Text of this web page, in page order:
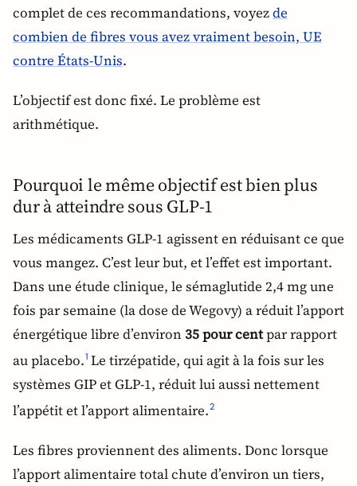
complet de ces recommandations, voyezde
combien de fibres vous avez vraiment besoin, UE
contre États-Unis.
L’objectif est donc fixé. Le problème est
arithmétique.
Pourquoi le même objectif est bien plus
dur à atteindre sous GLP-1
Les médicaments GLP-1 agissent en réduisant ce que
vous mangez. C’est leur but, et l’effet est important.
Dans une étude clinique, le sémaglutide 2,4 mg une
fois par semaine (la dose de Wegovy) a réduit l’apport
énergétique libre d’environ 35 pour centpar rapport
au placebo.1 Le tirzépatide, qui agit à la fois sur les
systèmes GIP et GLP-1, réduit lui aussi nettement
l’appétit et l’apport alimentaire.2
Les fibres proviennent des aliments. Donc lorsque
l’apport alimentaire total chute d’environ un tiers,